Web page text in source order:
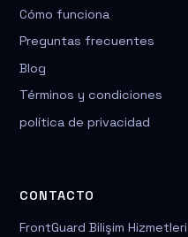
Cómo funciona
Preguntas frecuentes
Blog
Términos y condiciones
política de privacidad
CONTACTO
FrontGuard Bilişim